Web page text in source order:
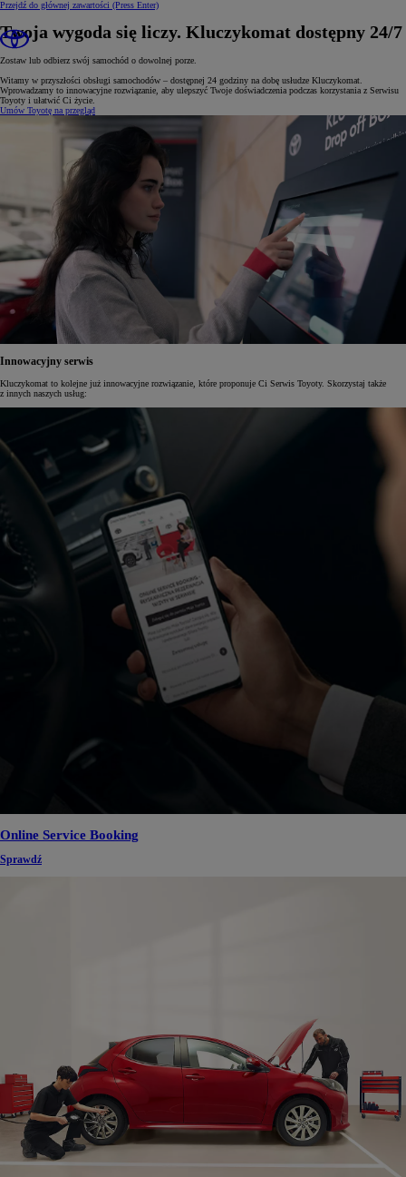
Przejdź do głównej zawartości (Press Enter)
Twoja wygoda się liczy. Kluczykomat dostępny 24/7
Zostaw lub odbierz swój samochód o dowolnej porze.
Witamy w przyszłości obsługi samochodów – dostępnej 24 godziny na dobę usłudze Kluczykomat.
Wprowadzamy to innowacyjne rozwiązanie, aby ulepszyć Twoje doświadczenia podczas korzystania z Serwisu
Toyoty i ułatwić Ci życie.
Umów Toyotę na przegląd
Innowacyjny serwis
Kluczykomat to kolejne już innowacyjne rozwiązanie, które proponuje Ci Serwis Toyoty. Skorzystaj także
z innych naszych usług:
Online Service Booking
Sprawdź